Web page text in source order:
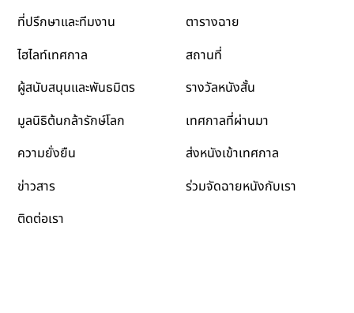
ที่ปรึกษาและทีมงาน
ไฮไลท์เทศกาล
ผู้สนับสนุนและพันธมิตร
มูลนิธิต้นกล้ารักษ์โลก
ความยั่งยืน
ข่าวสาร
ติดต่อเรา
ตารางฉาย
สถานที่
รางวัลหนังสั้น
เทศกาลที่ผ่านมา
ส่งหนังเข้าเทศกาล
ร่วมจัดฉายหนังกับเรา